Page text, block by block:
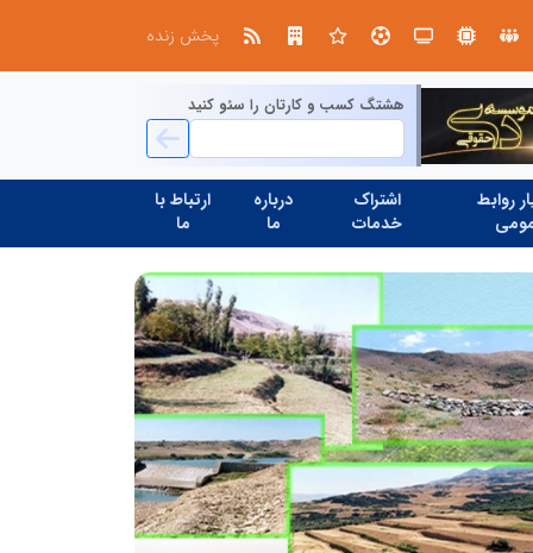
پخش زنده
هشتگ کسب و کارتان را سئو کنید
روابط
اشتراک
خدمات
درباره
ما
ارتباط با
ما